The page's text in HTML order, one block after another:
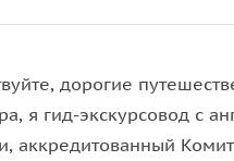
кипит светская жизнь
о первых горожанах
квартала
обзорной точки
дорогие
я гид-экскурсовод с
аккредитованный